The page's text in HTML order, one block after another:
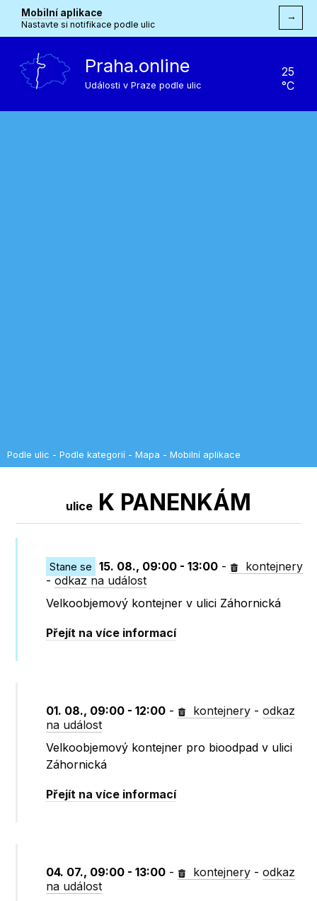
Mobilní aplikace
Nastavte si notifikace podle ulic
→
Praha.online
Události v Praze podle ulic
25
°C
Podle ulic - Podle kategorií - Mapa - Mobilní aplikace
ulice K PANENKÁM
Stane se 15. 08., 09:00 - 13:00 -
kontejnery
-odkaz na událost
Velkoobjemový kontejner v ulici Záhornická
Přejít na více informací
01. 08., 09:00 - 12:00 - kontejnery -odkaz
na událost
Velkoobjemový kontejner pro bioodpad v ulici
Záhornická
Přejít na více informací
04. 07., 09:00 - 13:00 - kontejnery -odkaz
na událost